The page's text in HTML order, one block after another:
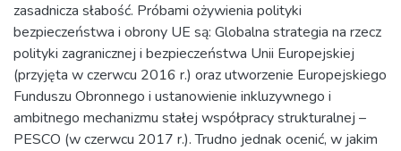
zasadnicza słabość. Próbami ożywienia polityki
bezpieczeństwa i obrony UE są: Globalna strategia na rzecz
polityki zagranicznej i bezpieczeństwa Unii Europejskiej
(przyjęta w czerwcu 2016 r.) oraz utworzenie Europejskiego
Funduszu Obronnego i ustanowienie inkluzywnego i
ambitnego mechanizmu stałej współpracy strukturalnej –
PESCO (w czerwcu 2017 r.). Trudno jednak ocenić, w jakim